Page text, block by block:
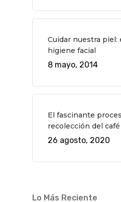
Cuidar nuestra piel:
higiene facial
8 mayo, 2014
El fascinante
recolección del café
26 agosto, 2020
Lo Más Reciente